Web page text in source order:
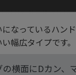
なっているハン
幅広タイプです。
の横面にDカン、